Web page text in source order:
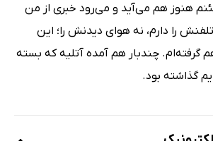
هنوز هم می‌آید و می‌رود خبری از من
را دارم، ‌نه هوای دیدنش را؛ ‌این
چند‌بار هم آمده آتلیه که‌ بسته
گذاشته بود.